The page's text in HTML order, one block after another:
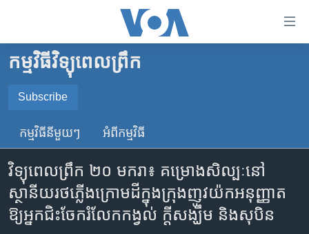
គេហទំព័រ​
ទាក់ទង
រំលង​
ទំព័រ​
ព័ត៌មាន​​
ម្តង
រំលង​
កម្ពុជា
អន្តរជាតិ
ចិន
ហេឡូវីអូអេ
កម្ពុជាច្នៃប្រតិដ្ឋ
ព្រឹត្តិការណ៍ព័ត៌មាន
កម្មវិធីវិទ្យុពេលព្រឹក
Subscribe
SUBSCRIBE
Spotify
កម្មវិធី​នីមួយៗ អំពី​កម្មវិធី​
វិទ្យុពេលព្រឹក ២០ មករា៖ គម្រោង​សិល្បៈ​នៅ​
ស្ថានីយ​រថភ្លើង​ក្រោមដី​ក្នុង​ក្រុង​ញូវយ៉ក​អនុញ្ញាត​
ឱ្យ​អ្នកជិះ​ចែករំលែក​កង្វល់ ក្តីសង្ឃឹម និងសុបិន